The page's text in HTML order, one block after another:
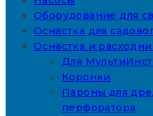
Оборудование для
Оснастка для
Оснастка и
Для
Коронки
Пароны для
перфоратора